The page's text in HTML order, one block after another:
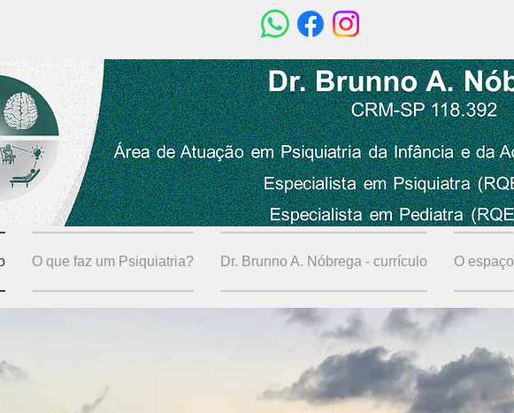
Seja bem-vindo
O que faz um Psiquiatria? Dr. Brunno A. Nóbrega - currículo O espaço